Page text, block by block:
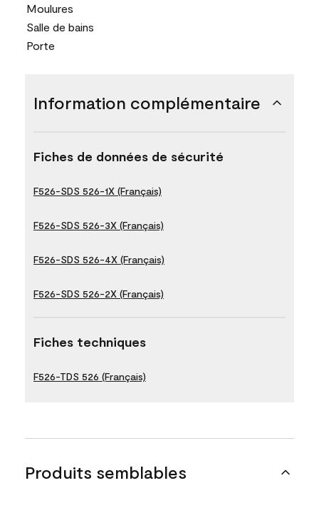
Moulures
Salle de bains
Porte
Information complémentaire
Fiches de données de sécurité
F526-SDS 526-1X (Français)
F526-SDS 526-3X (Français)
F526-SDS 526-4X (Français)
F526-SDS 526-2X (Français)
Fiches techniques
F526-TDS 526 (Français)
Produits semblables